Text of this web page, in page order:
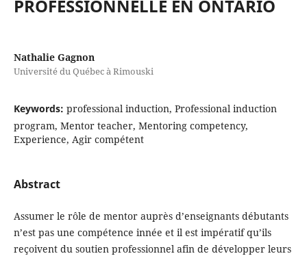
PROFESSIONNELLE EN ONTARIO
Nathalie Gagnon
Université du Québec à Rimouski
Keywords: professional induction, Professional induction
program, Mentor teacher, Mentoring competency,
Experience, Agir compétent
Abstract
Assumer le rôle de mentor auprès d’enseignants débutants
n’est pas une compétence innée et il est impératif qu’ils
reçoivent du soutien professionnel afin de développer leurs